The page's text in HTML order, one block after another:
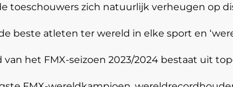
toeschouwers zich natuurlijk verheugen op
beste atleten ter wereld in elke sport en
het FMX-seizoen 2023/2024 bestaat uit